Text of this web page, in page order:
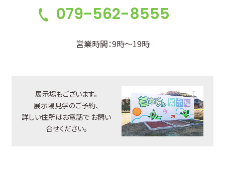
079-562-8555
営業時間：9時～19時
展示場もございます。
展示場見学のご予約、
詳しい住所はお電話で お問い
合せください。